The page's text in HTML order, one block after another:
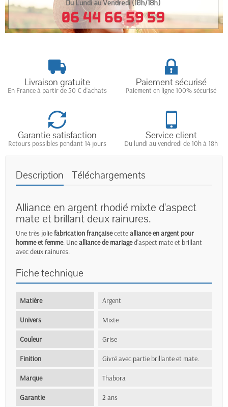
Livraison gratuite
En France à partir de 50 € d'achats
Paiement sécurisé
Paiement en ligne 100% sécurisé
Garantie satisfaction
Retours possibles pendant 14 jours
Service client
Du lundi au vendredi de 10h à 18h
Description Téléchargements
Alliance en argent rhodié mixte d'aspect
mate et brillant deux rainures.
Une très joliefabrication françaisecettealliance en argent pour
homme et femme. Unealliance de mariaged'aspect mate et brillant
avec deux rainures.
Fiche technique
Matière Argent
Univers Mixte
Couleur Grise
Finition Givré avec partie brillante et mate.
Marque Thabora
Garantie 2 ans